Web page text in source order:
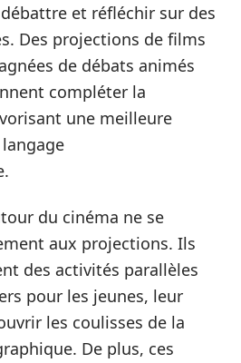
et réfléchir sur des
Des projections de films
de débats animés
compléter la
une meilleure
du cinéma ne se
aux projections. Ils
des activités parallèles
pour les jeunes, leur
les coulisses de la
De plus, ces